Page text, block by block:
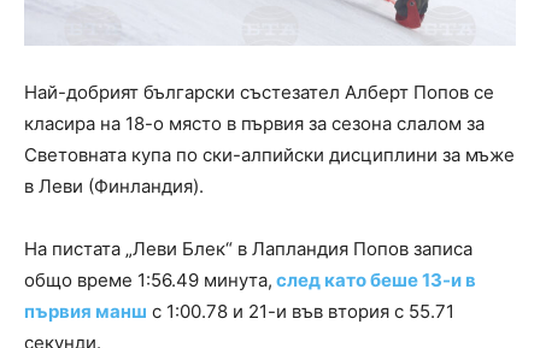
Най-добрият български състезател Алберт Попов се
класира на 18-о място в първия за сезона слалом за
Световната купа по ски-алпийски дисциплини за мъже
в Леви (Финландия).
На пистата „Леви Блек“ в Лапландия Попов записа
общо време 1:56.49 минута, след като беше 13-и в
първия манш с 1:00.78 и 21-и във втория с 55.71
секунди.